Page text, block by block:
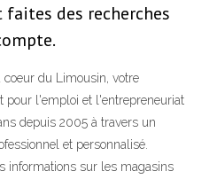
faites des recherches
coeur du Limousin, votre
pour l'emploi et l'entrepreneuriat
depuis 2005 à travers un
et personnalisé.
informations sur les magasins